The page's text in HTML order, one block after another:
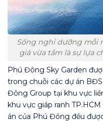
Sống nghỉ dưỡng mỗi
giá vừa tầm là sự lựa
Phú Đông Sky Garden
trong chuỗi các dự án
Đông Group tại khu vực
khu vực giáp ranh
án của Phú Đông đều